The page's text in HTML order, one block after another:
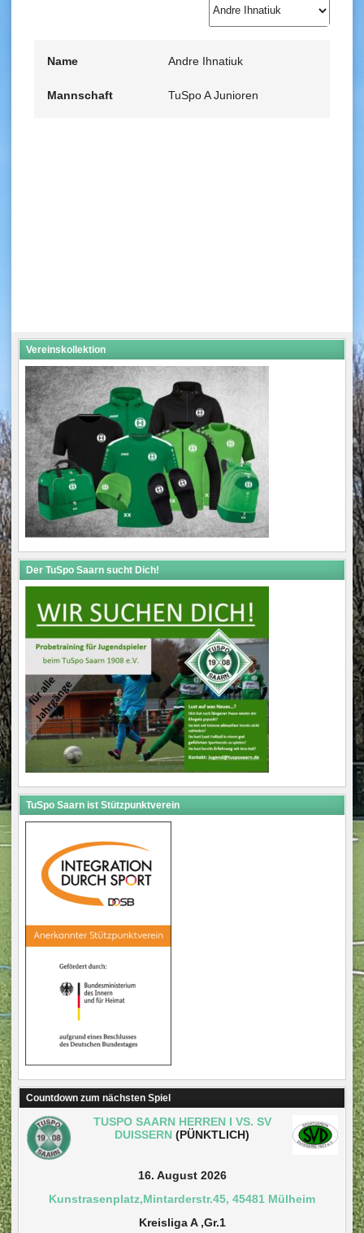
Name Andre Ihnatiuk
Mannschaft TuSpo A Junioren
Vereinskollektion
Der TuSpo Saarn sucht Dich!
TuSpo Saarn ist Stützpunktverein
Countdown zum nächsten Spiel
TUSPO SAARN HERREN I VS. SV
DUISSERN (PÜNKTLICH)
16. August 2026
Kunstrasenplatz,Mintarderstr.45, 45481 Mülheim
Kreisliga A ,Gr.1